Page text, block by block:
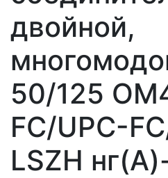
двойной,
50/125
FC/UPC-
LSZH